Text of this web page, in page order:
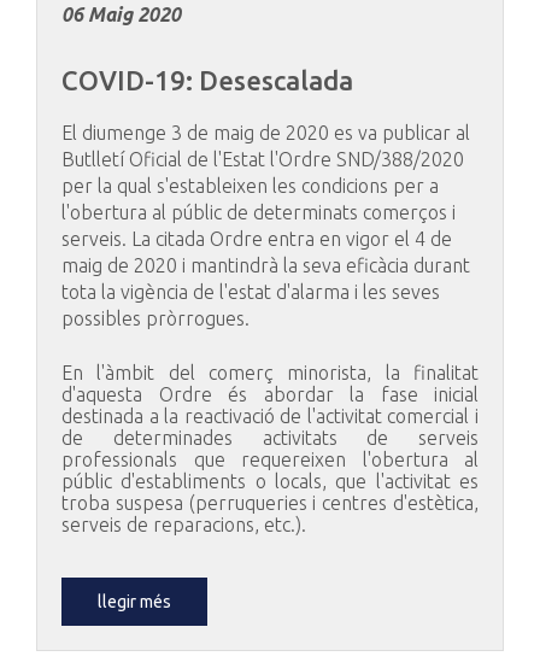
06 Maig 2020
COVID-19: Desescalada
El diumenge 3 de maig de 2020 es va publicar al
Butlletí Oficial de l'Estat l'Ordre SND/388/2020
per la qual s'estableixen les condicions per a
l'obertura al públic de determinats comerços i
serveis. La citada Ordre entra en vigor el 4 de
maig de 2020 i mantindrà la seva eficàcia durant
tota la vigència de l'estat d'alarma i les seves
possibles pròrrogues.
En l'àmbit del comerç minorista, la finalitat
d'aquesta Ordre és abordar la fase inicial
destinada a la reactivació de l'activitat comercial i
de determinades activitats de serveis
professionals que requereixen l'obertura al
públic d'establiments o locals, que l'activitat es
troba suspesa (perruqueries i centres d'estètica,
serveis de reparacions, etc.).
llegir més